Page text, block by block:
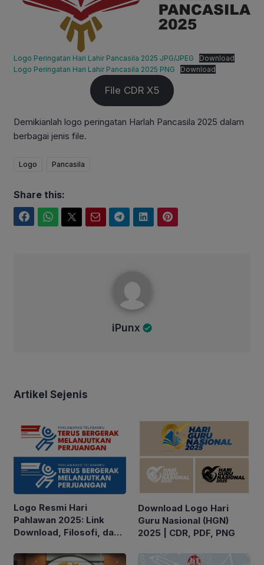
Logo Peringatan Hari Lahir Pancasila 2025 JPG/JPEG
Download
Logo Peringatan Hari Lahir Pancasila 2025 PNG
Download
File CDR X5
Demikianlah logo peringatan Harlah Pancasila 2025 dalam
berbagai jenis file.
Logo Pancasila
Share this:
iPunx
Artikel Sejenis
Logo Resmi Hari
Pahlawan 2025: Link
Download, Filosofi, dan
Download Logo Hari
Guru Nasional (HGN)
2025 | CDR, PDF, PNG